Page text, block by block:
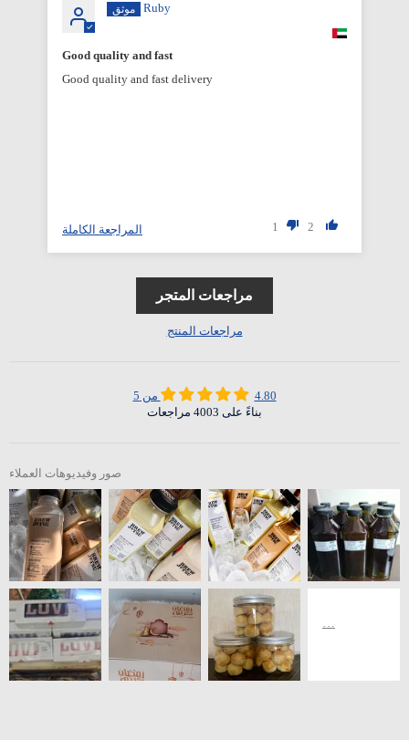
Ruby
Good quality and fast
Good quality and fast delivery
2
1 المراجعة الكاملة
مراجعات المتجر
مراجعات المنتج
4.80 من 5
بناءً على 4003 مراجعات
صور وفيديوهات العملاء